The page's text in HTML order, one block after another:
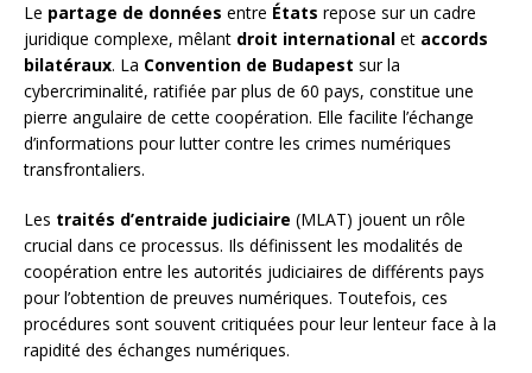
Le partage de données entre États repose sur un cadre
juridique complexe, mêlant droit international et accords
bilatéraux. La Convention de Budapest sur la
cybercriminalité, ratifiée par plus de 60 pays, constitue une
pierre angulaire de cette coopération. Elle facilite l’échange
d’informations pour lutter contre les crimes numériques
transfrontaliers.
Les traités d’entraide judiciaire (MLAT) jouent un rôle
crucial dans ce processus. Ils définissent les modalités de
coopération entre les autorités judiciaires de différents pays
pour l’obtention de preuves numériques. Toutefois, ces
procédures sont souvent critiquées pour leur lenteur face à la
rapidité des échanges numériques.